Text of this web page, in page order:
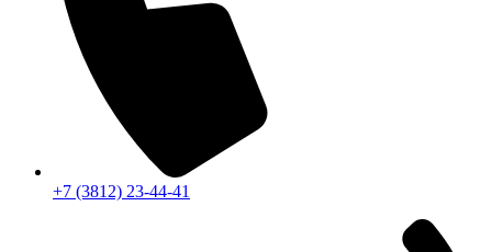
+7 (3812) 23-44-41